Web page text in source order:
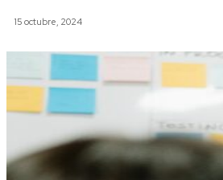
15 octubre, 2024